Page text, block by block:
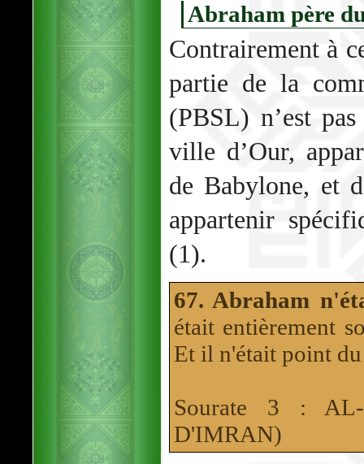
Abraham père
Contrairement à
partie de la
(PBSL) n’est
ville d’Our,
de Babylone, et
appartenir
(1).
67. Abraham
était entièrement
Et il n'était point
Sourate 3 :
D'IMRAN)